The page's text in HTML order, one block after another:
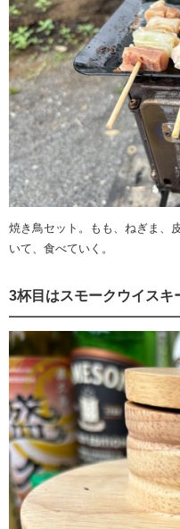
焼き鳥セット。もも、ねぎま、
いて、食べていく。
3杯目はスモークウイスキ